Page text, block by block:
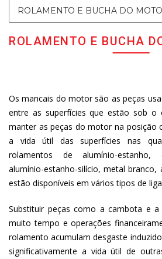
ROLAMENTO E BUCHA
Os mancais do motor são as peças
entre as superfícies que estão sob o
manter as peças do motor na posição
a vida útil das superfícies nas
rolamentos de alumínio-estanho,
alumínio-estanho-silício, metal branco,
estão disponíveis em vários tipos de
Substituir peças como a cambota e
muito tempo e operações
rolamento acumulam desgaste
significativamente a vida útil de